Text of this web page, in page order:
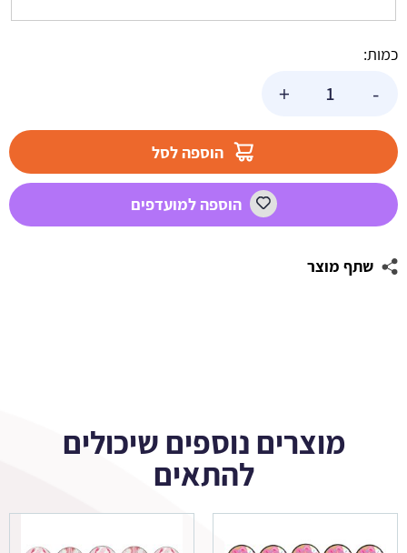
כמות:
-
אלגנט
+
הוספה לסל
הוספה למועדפים
שתף מוצר
מוצרים נוספים שיכולים
להתאים